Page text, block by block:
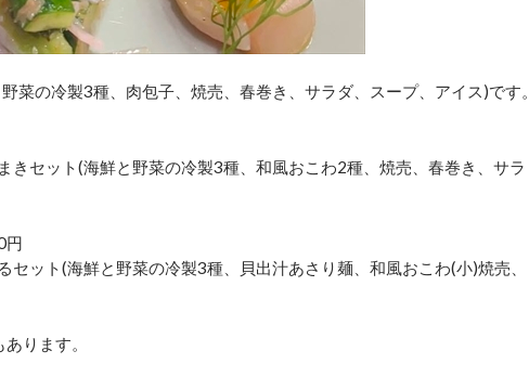
菜の冷製3種、肉包子、焼売、春巻き、サラダ、スープ、アイス)です。
きセット(海鮮と野菜の冷製3種、和風おこわ2種、焼売、春巻き、サラ
円
ット(海鮮と野菜の冷製3種、貝出汁あさり麺、和風おこわ(小)焼売、
ります。